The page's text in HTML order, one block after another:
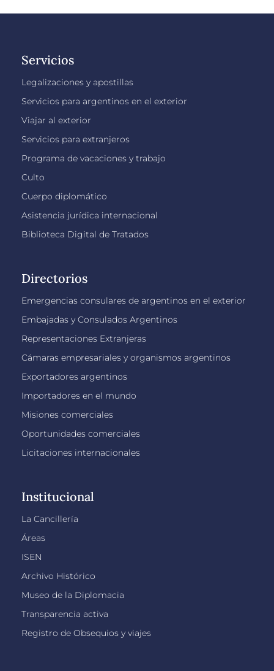
Servicios
Legalizaciones y apostillas
Servicios para argentinos en el exterior
Viajar al exterior
Servicios para extranjeros
Programa de vacaciones y trabajo
Culto
Cuerpo diplomático
Asistencia jurídica internacional
Biblioteca Digital de Tratados
Directorios
Emergencias consulares de argentinos en el exterior
Embajadas y Consulados Argentinos
Representaciones Extranjeras
Cámaras empresariales y organismos argentinos
Exportadores argentinos
Importadores en el mundo
Misiones comerciales
Oportunidades comerciales
Licitaciones internacionales
Institucional
La Cancillería
Áreas
ISEN
Archivo Histórico
Museo de la Diplomacia
Transparencia activa
Registro de Obsequios y viajes